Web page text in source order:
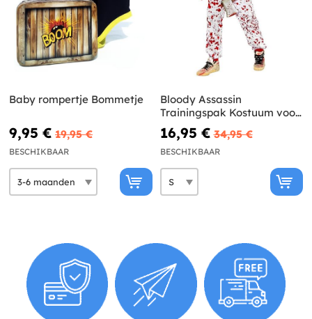
Baby rompertje Bommetje
9,95 € 19,95 €
BESCHIKBAAR
Bloody Assassin
Trainingspak Kostuum voor
Volwassenen
16,95 € 34,95 €
BESCHIKBAAR